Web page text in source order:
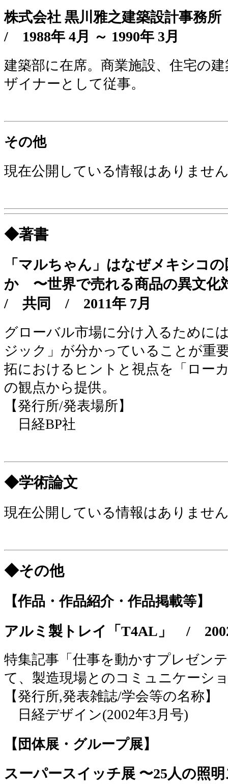
株式会社 黒川雅之建築設計事務
/ 1988年 4月 ～ 1990年 3月
建築部に在席。商業施設、住宅の
ザイナーとして従事。
その他
現在公開している情報はありませ
◆著書
「マルちゃん」はなぜメキシコ
か 〜世界で売れる商品の異文
/ 共同/ 2011年 7月
グローバル市場に分け入るために
ジック」が分かっていることが重
拓におけるヒントと視点を「ロー
の観点から提供。
【発行所/発表場所】
日経BP社
◆学術論文
現在公開している情報はありませ
◆その他
【作品・作品紹介・作品掲載等】
アルミ製トレイ「T4AL」 /
特集記事「仕事を動かすプレゼン
て、製造現場とのコミュニケーシ
【発行所,発表雑誌/学会等の名称】
日経デザイン(2002年3月号)
【団体展・グループ展】
スーパースイッチ展 〜25人の照